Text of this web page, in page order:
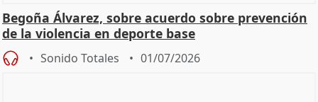
Begoña Álvarez, sobre acuerdo sobre prevención
de la violencia en deporte base
Sonido Totales 01/07/2026